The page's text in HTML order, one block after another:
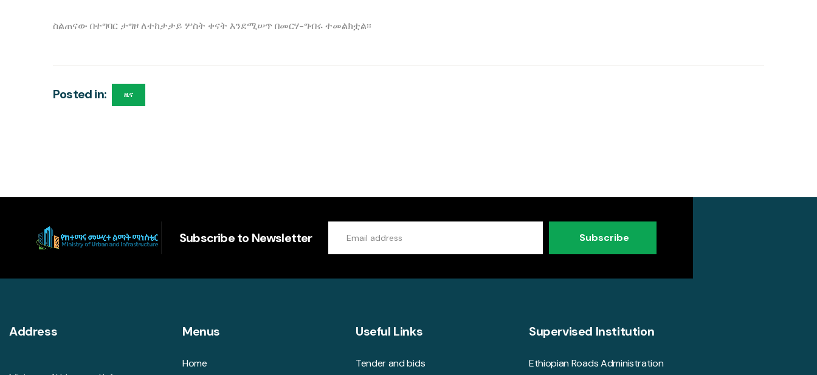
ስልጠናው በተግባር ታግዞ ለተከታታይ ሦስት ቀናት እንደሚሠጥ በመርሃ-ግብሩ ተመልክቷል፡፡
Posted in: ዜና
Subscribe to Newsletter Subscribe
Address Menus
Home
Useful Links
Tender and bids
Supervised Institution
Ethiopian Roads Administration